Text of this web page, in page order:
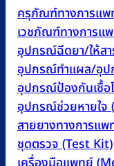
ครุภัณฑ์ทางการแ
เวชภัณฑ์ทางการ
อุปกรณ์ฉีดยา/ให้ส
อุปกรณ์ทำแผล/อุป
อุปกรณ์ป้องกันเชื้อ
อุปกรณ์ช่วยหายใจ
สายยางทางการแ
ชุดตรวจ (Test Kit)